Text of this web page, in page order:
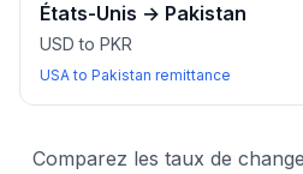
États-Unis → Pakistan
USD to PKR
USA to Pakistan remittance
Comparez les taux de